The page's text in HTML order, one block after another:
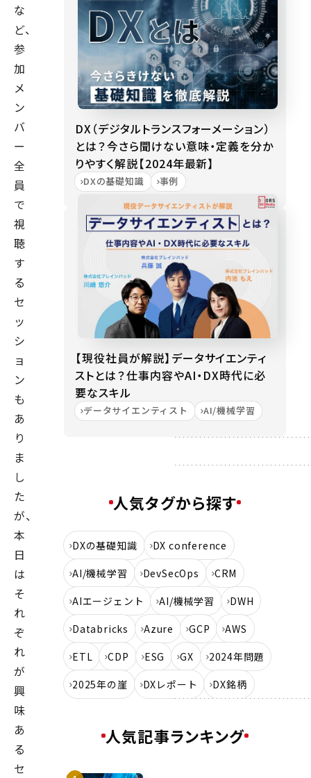
な
ど、
参
加
メ
ン
バ
ー
全
員
で
視
聴
す
る
セ
ッ
シ
ョ
ン
も
あ
り
ま
し
た
が、
本
日
は
そ
れ
ぞ
れ
が
興
味
あ
る
セ
DX（デジタルトランスフォーメーション）
とは？今さら聞けない意味・定義を分か
りやすく解説【2024年最新】
DXの基礎知識 事例
【現役社員が解説】データサイエンティ
ストとは？仕事内容やAI・DX時代に必
要なスキル
データサイエンティスト AI/機械学習
人気タグから探す
DXの基礎知識
DX conference
AI/機械学習
DevSecOps
CRM
AIエージェント
AI/機械学習
DWH
Databricks
Azure GCP
AWS
ETL
CDP ESG GX
2024年問題
2025年の崖
DXレポート DX銘柄
人気記事ランキング